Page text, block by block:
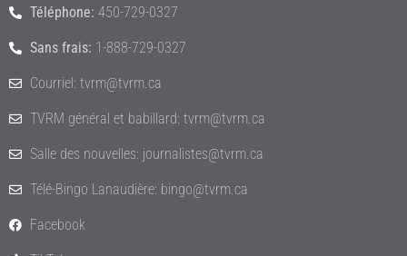
Téléphone: 450-729-0327
Sans frais: 1-888-729-0327
Courriel: tvrm@tvrm.ca
TVRM général et babillard: tvrm@tvrm.ca
Salle des nouvelles: journalistes@tvrm.ca
Télé-Bingo Lanaudière: bingo@tvrm.ca
Facebook